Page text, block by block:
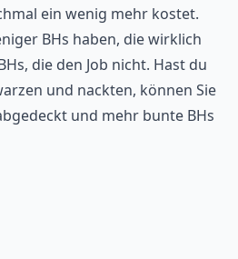
ein wenig mehr kostet.
BHs haben, die wirklich
die den Job nicht. Hast du
und nackten, können Sie
und mehr bunte BHs